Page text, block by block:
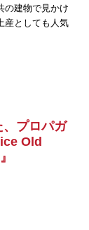
の建物で見かけ
産としても人気
プロパガ
Old